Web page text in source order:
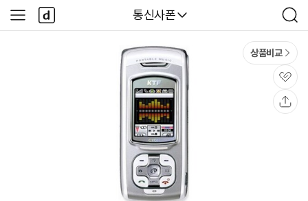
다나와
통신사폰
검
색
사
이
다
나
와
상품비교
관
심